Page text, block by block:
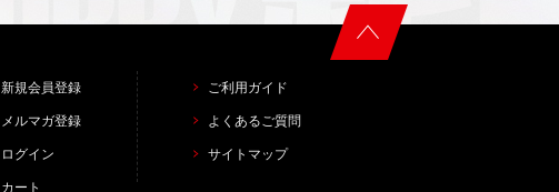
新規会員登録
メルマガ登録
ログイン
カート
ご利用ガイド
よくあるご質問
サイトマップ